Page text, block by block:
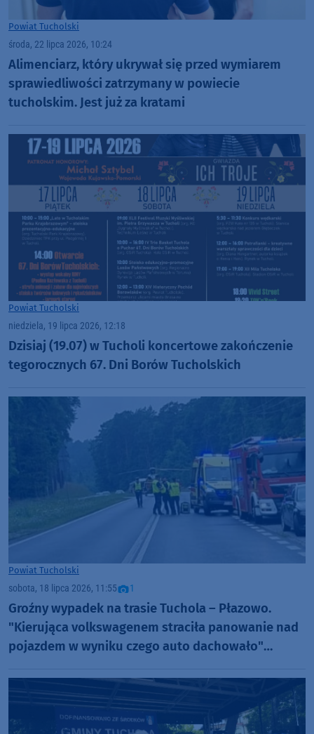
Powiat Tucholski
środa, 22 lipca 2026, 10:24
Alimenciarz, który ukrywał się przed wymiarem
sprawiedliwości zatrzymany w powiecie
tucholskim. Jest już za kratami
Powiat Tucholski
niedziela, 19 lipca 2026, 12:18
Dzisiaj (19.07) w Tucholi koncertowe zakończenie
tegorocznych 67. Dni Borów Tucholskich
Powiat Tucholski
sobota, 18 lipca 2026, 11:55 1
Groźny wypadek na trasie Tuchola – Płazowo.
"Kierująca volkswagenem straciła panowanie nad
pojazdem w wyniku czego auto dachowało"